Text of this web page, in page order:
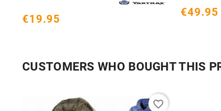
€19.95
€49.95
CUSTOMERS WHO BOUGHT THIS
favorite_border